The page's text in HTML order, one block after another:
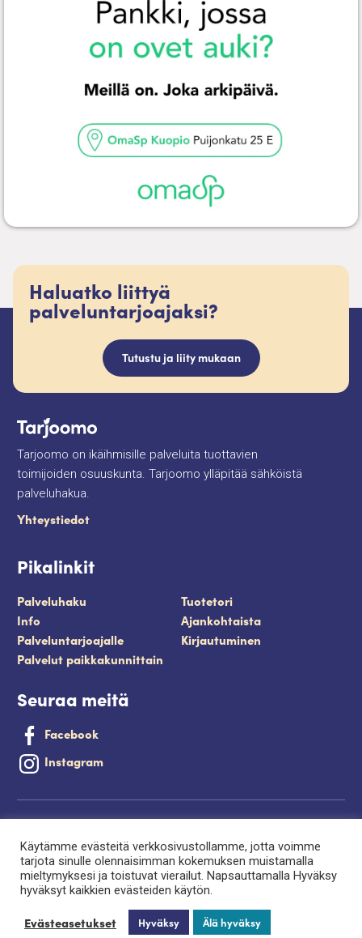
Haluatko liittyä
palveluntarjoajaksi?
Tutustu ja liity mukaan
Tarjoomo on ikäihmisille palveluita tuottavien
toimijoiden osuuskunta. Tarjoomo ylläpitää sähköistä
palveluhakua.
Yhteystiedot
Pikalinkit
Palveluhaku
Tuotetori
Info
Ajankohtaista
Palveluntarjoajalle
Kirjautuminen
Palvelut paikkakunnittain
Seuraa meitä
Facebook
Instagram
Saavutettavuusseloste
Evästeet
Palveluntuottajan kirjautuminen.
Käytämme evästeitä verkkosivustollamme, jotta voimme
tarjota sinulle olennaisimman kokemuksen muistamalla
mieltymyksesi ja toistuvat vierailut. Napsauttamalla Hyväksy
hyväksyt kaikkien evästeiden käytön.
Evästeasetukset Hyväksy Älä hyväksy